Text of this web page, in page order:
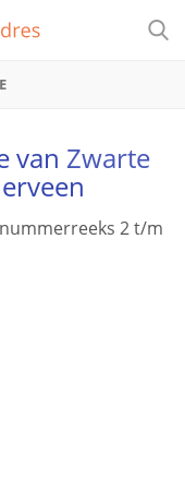
van Zwarte
2 t/m